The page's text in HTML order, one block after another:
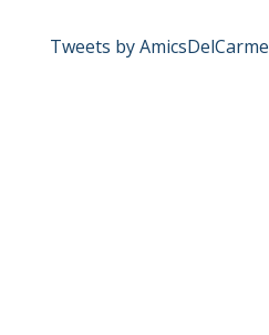
Tweets by AmicsDelCarme